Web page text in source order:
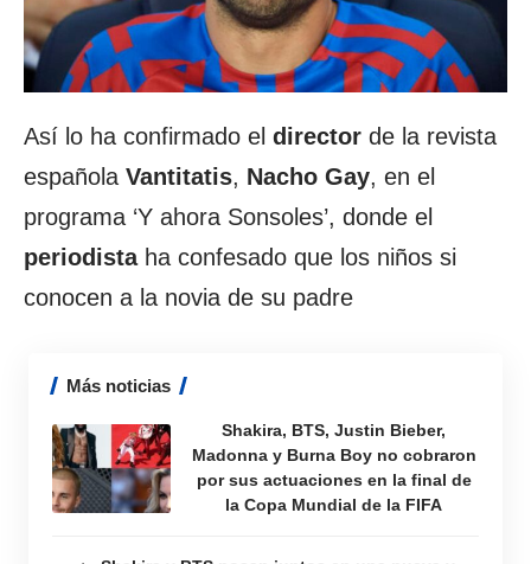
Así lo ha confirmado el director de la revista
española Vantitatis, Nacho Gay, en el
programa ‘Y ahora Sonsoles’, donde el
periodistaha confesado que los niños si
conocen a la novia de su padre
Más noticias
Shakira, BTS, Justin Bieber,
Madonna y Burna Boy no cobraron
por sus actuaciones en la final de
la Copa Mundial de la FIFA